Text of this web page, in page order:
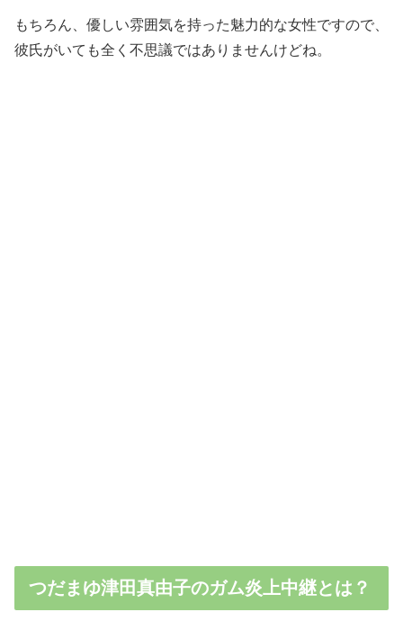
もちろん、優しい雰囲気を持った魅力的な女性ですので、
彼氏がいても全く不思議ではありませんけどね。
つだまゆ津田真由子のガム炎上中継とは？